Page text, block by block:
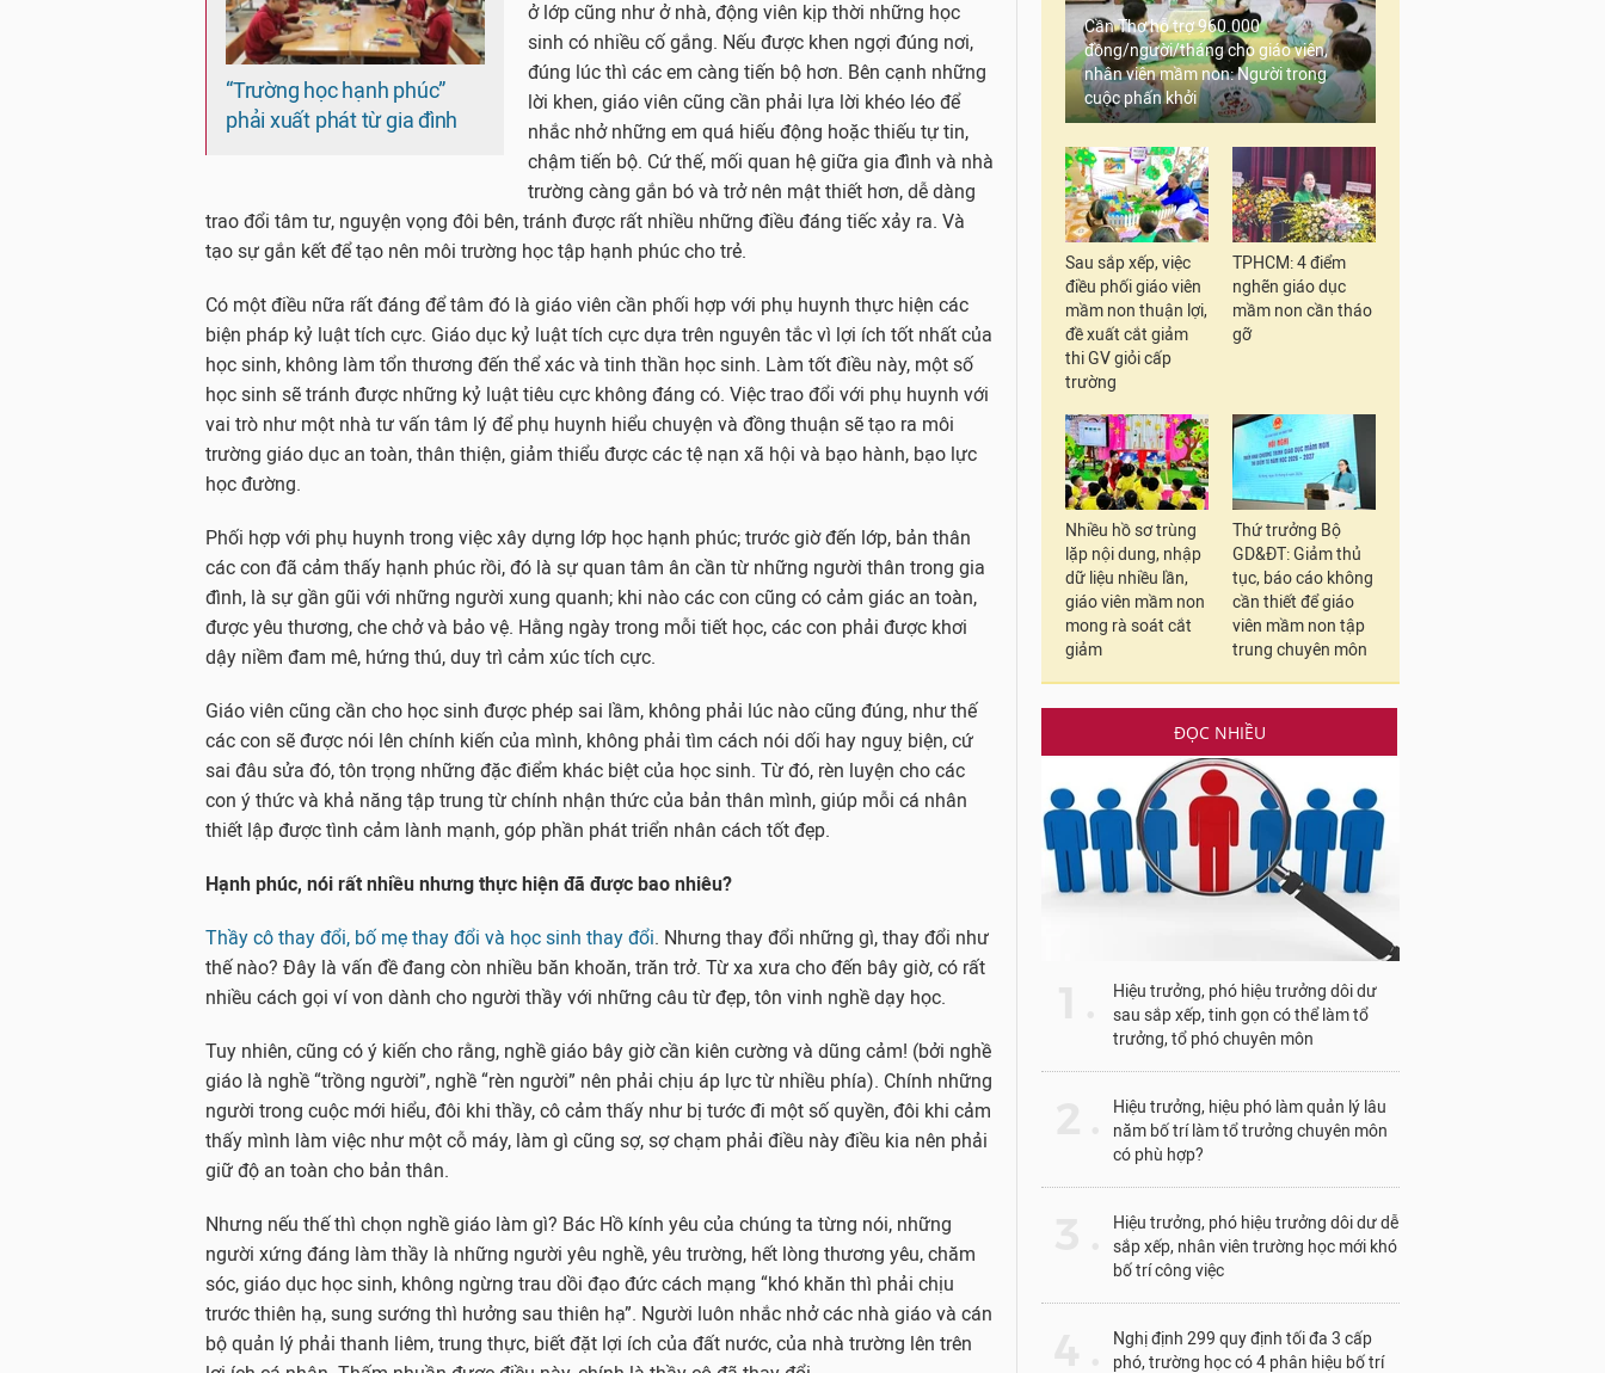
“Trường học hạnh phúc”
phải xuất phát từ gia đình
ở lớp cũng như ở nhà, động viên kịp thời những học
sinh có nhiều cố gắng. Nếu được khen ngợi đúng nơi,
đúng lúc thì các em càng tiến bộ hơn. Bên cạnh những
lời khen, giáo viên cũng cần phải lựa lời khéo léo để
nhắc nhở những em quá hiếu động hoặc thiếu tự tin,
chậm tiến bộ. Cứ thế, mối quan hệ giữa gia đình và nhà
trường càng gắn bó và trở nên mật thiết hơn, dễ dàng
trao đổi tâm tư, nguyện vọng đôi bên, tránh được rất nhiều những điều đáng tiếc xảy ra. Và
tạo sự gắn kết để tạo nên môi trường học tập hạnh phúc cho trẻ.
Có một điều nữa rất đáng để tâm đó là giáo viên cần phối hợp với phụ huynh thực hiện các
biện pháp kỷ luật tích cực. Giáo dục kỷ luật tích cực dựa trên nguyên tắc vì lợi ích tốt nhất của
học sinh, không làm tổn thương đến thể xác và tinh thần học sinh. Làm tốt điều này, một số
học sinh sẽ tránh được những kỷ luật tiêu cực không đáng có. Việc trao đổi với phụ huynh với
vai trò như một nhà tư vấn tâm lý để phụ huynh hiểu chuyện và đồng thuận sẽ tạo ra môi
trường giáo dục an toàn, thân thiện, giảm thiểu được các tệ nạn xã hội và bạo hành, bạo lực
học đường.
Phối hợp với phụ huynh trong việc xây dựng lớp học hạnh phúc; trước giờ đến lớp, bản thân
các con đã cảm thấy hạnh phúc rồi, đó là sự quan tâm ân cần từ những người thân trong gia
đình, là sự gần gũi với những người xung quanh; khi nào các con cũng có cảm giác an toàn,
được yêu thương, che chở và bảo vệ. Hằng ngày trong mỗi tiết học, các con phải được khơi
dậy niềm đam mê, hứng thú, duy trì cảm xúc tích cực.
Giáo viên cũng cần cho học sinh được phép sai lầm, không phải lúc nào cũng đúng, như thế
các con sẽ được nói lên chính kiến của mình, không phải tìm cách nói dối hay nguỵ biện, cứ
sai đâu sửa đó, tôn trọng những đặc điểm khác biệt của học sinh. Từ đó, rèn luyện cho các
con ý thức và khả năng tập trung từ chính nhận thức của bản thân mình, giúp mỗi cá nhân
thiết lập được tình cảm lành mạnh, góp phần phát triển nhân cách tốt đẹp.
Hạnh phúc, nói rất nhiều nhưng thực hiện đã được bao nhiêu?
Thầy cô thay đổi, bố mẹ thay đổi và học sinh thay đổi. Nhưng thay đổi những gì, thay đổi như
thế nào? Đây là vấn đề đang còn nhiều băn khoăn, trăn trở. Từ xa xưa cho đến bây giờ, có rất
nhiều cách gọi ví von dành cho người thầy với những câu từ đẹp, tôn vinh nghề dạy học.
Tuy nhiên, cũng có ý kiến cho rằng, nghề giáo bây giờ cần kiên cường và dũng cảm! (bởi nghề
giáo là nghề “trồng người”, nghề “rèn người” nên phải chịu áp lực từ nhiều phía). Chính những
người trong cuộc mới hiểu, đôi khi thầy, cô cảm thấy như bị tước đi một số quyền, đôi khi cảm
thấy mình làm việc như một cỗ máy, làm gì cũng sợ, sợ chạm phải điều này điều kia nên phải
giữ độ an toàn cho bản thân.
Nhưng nếu thế thì chọn nghề giáo làm gì? Bác Hồ kính yêu của chúng ta từng nói, những
người xứng đáng làm thầy là những người yêu nghề, yêu trường, hết lòng thương yêu, chăm
sóc, giáo dục học sinh, không ngừng trau dồi đạo đức cách mạng “khó khăn thì phải chịu
trước thiên hạ, sung sướng thì hưởng sau thiên hạ”. Người luôn nhắc nhở các nhà giáo và cán
bộ quản lý phải thanh liêm, trung thực, biết đặt lợi ích của đất nước, của nhà trường lên trên
Cần Thơ hỗ trợ 960.000
đồng/người/tháng cho giáo viên,
nhân viên mầm non: Người trong
cuộc phấn khởi
Sau sắp xếp, việc
điều phối giáo viên
mầm non thuận lợi,
đề xuất cắt giảm
thi GV giỏi cấp
trường
TPHCM: 4 điểm
nghẽn giáo dục
mầm non cần tháo
gỡ
Nhiều hồ sơ trùng
lặp nội dung, nhập
dữ liệu nhiều lần,
giáo viên mầm non
mong rà soát cắt
giảm
Thứ trưởng Bộ
GD&ĐT: Giảm thủ
tục, báo cáo không
cần thiết để giáo
viên mầm non tập
trung chuyên môn
ĐỌC NHIỀU
Hiệu trưởng, phó hiệu trưởng dôi dư
sau sắp xếp, tinh gọn có thể làm tổ
trưởng, tổ phó chuyên môn
Hiệu trưởng, hiệu phó làm quản lý lâu
năm bố trí làm tổ trưởng chuyên môn
có phù hợp?
Hiệu trưởng, phó hiệu trưởng dôi dư dễ
sắp xếp, nhân viên trường học mới khó
bố trí công việc
Nghị định 299 quy định tối đa 3 cấp
phó, trường học có 4 phân hiệu bố trí